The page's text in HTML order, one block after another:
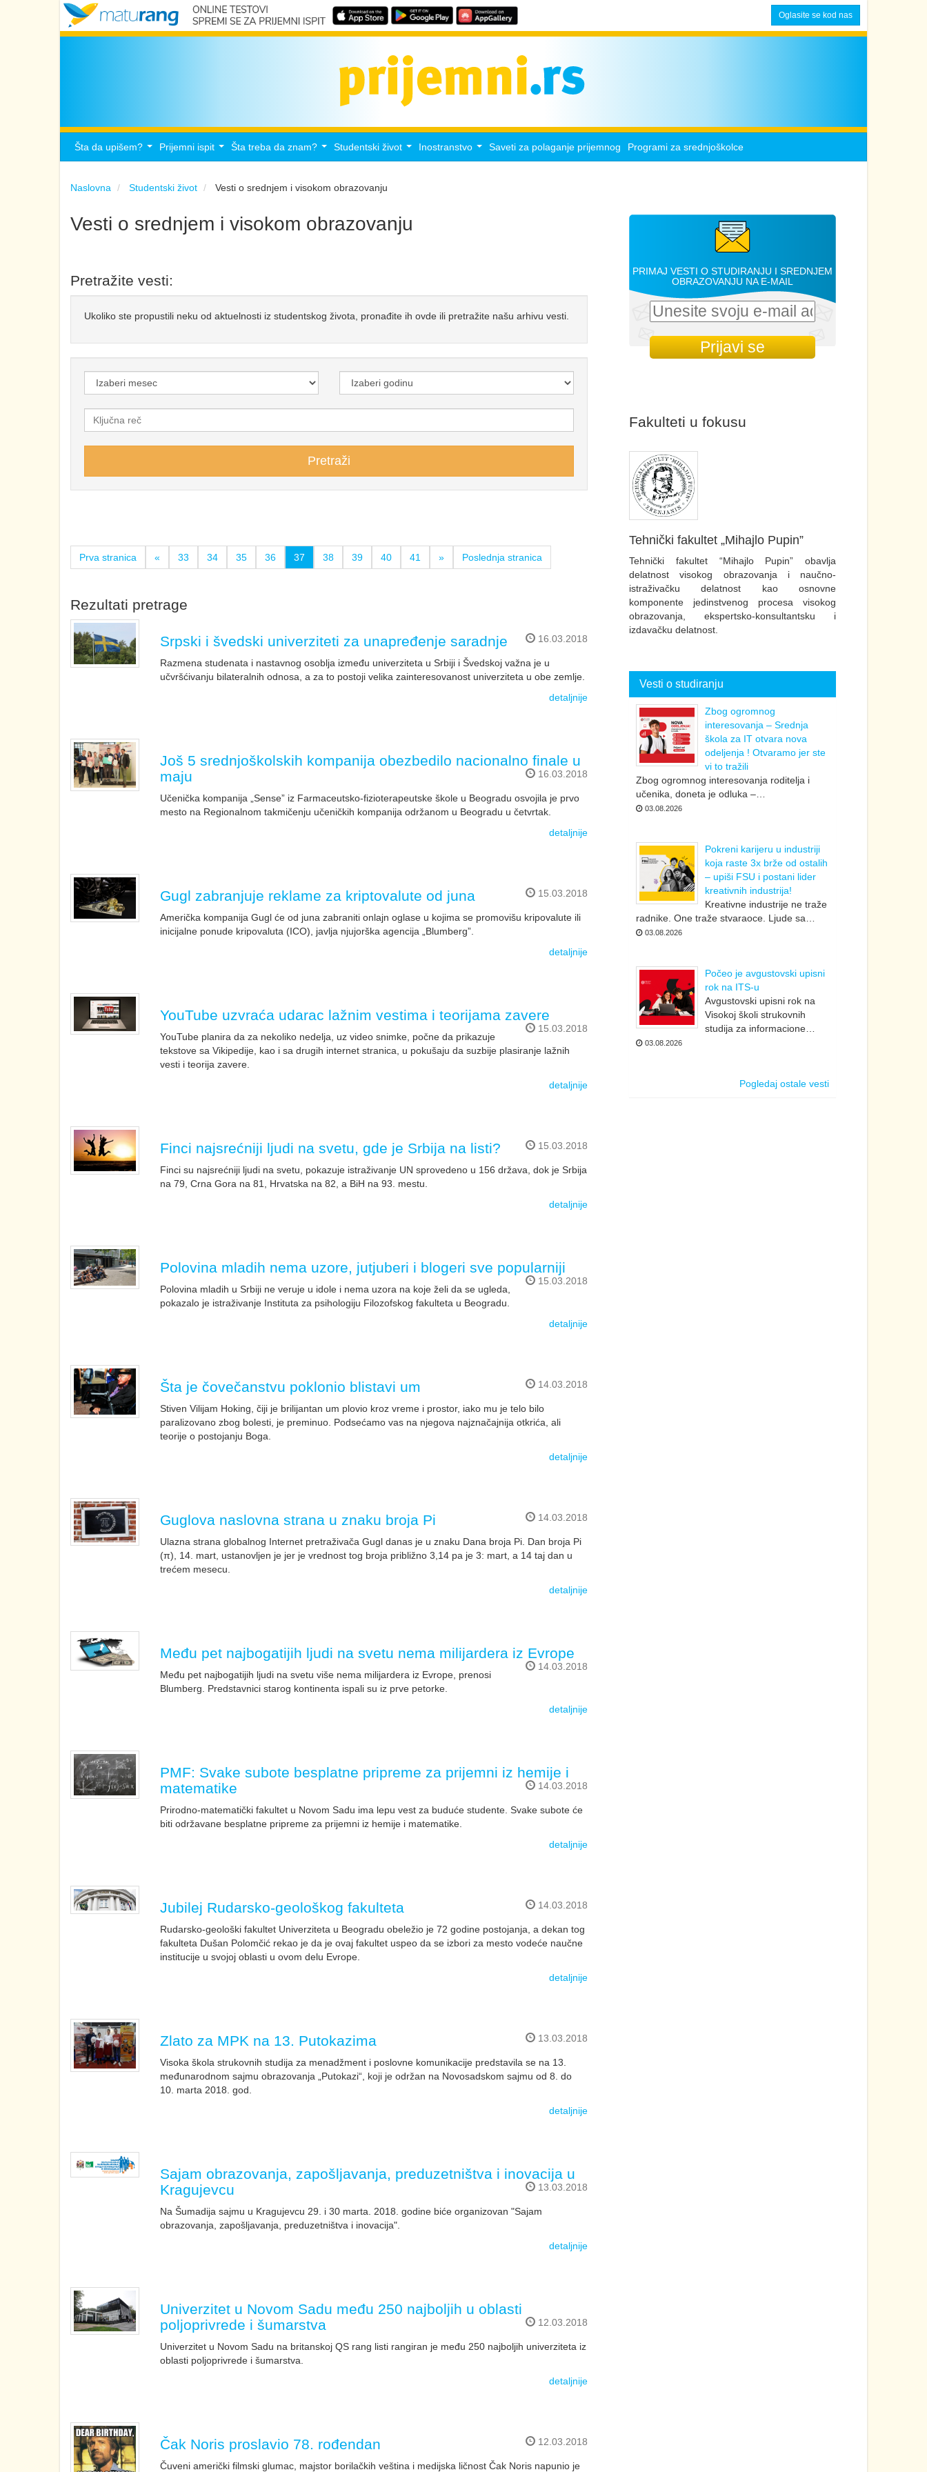
Oglasite se kod nas
Šta da upišem? Prijemni ispit Šta treba da znam? Studentski život Inostranstvo Saveti za polaganje prijemnog Programi za srednjoškolce
Naslovna Studentski život Vesti o srednjem i visokom obrazovanju
Vesti o srednjem i visokom obrazovanju
Pretražite vesti:
Ukoliko ste propustili neku od aktuelnosti iz studentskog života, pronađite ih ovde ili pretražite našu arhivu vesti.
Prva stranica « 33 34 35 36 37 38 39 40 41 » Poslednja stranica
Rezultati pretrage
Srpski i švedski univerziteti za unapređenje saradnje 16.03.2018
Razmena studenata i nastavnog osoblja između univerziteta u Srbiji i Švedskoj važna je u
učvršćivanju bilateralnih odnosa, a za to postoji velika zainteresovanost univerziteta u obe zemlje.
detaljnije
Još 5 srednjoškolskih kompanija obezbedilo nacionalno finale u
maju
16.03.2018
Učenička kompanija „Sense” iz Farmaceutsko-fizioterapeutske škole u Beogradu osvojila je prvo
mesto na Regionalnom takmičenju učeničkih kompanija održanom u Beogradu u četvrtak.
detaljnije
Gugl zabranjuje reklame za kriptovalute od juna 15.03.2018
Američka kompanija Gugl će od juna zabraniti onlajn oglase u kojima se promovišu kripovalute ili
inicijalne ponude kripovaluta (ICO), javlja njujorška agencija „Blumberg”.
detaljnije
YouTube uzvraća udarac lažnim vestima i teorijama zavere
15.03.2018
YouTube planira da za nekoliko nedelja, uz video snimke, počne da prikazuje
tekstove sa Vikipedije, kao i sa drugih internet stranica, u pokušaju da suzbije plasiranje lažnih
vesti i teorija zavere.
detaljnije
Finci najsrećniji ljudi na svetu, gde je Srbija na listi? 15.03.2018
Finci su najsrećniji ljudi na svetu, pokazuje istraživanje UN sprovedeno u 156 država, dok je Srbija
na 79, Crna Gora na 81, Hrvatska na 82, a BiH na 93. mestu.
detaljnije
Polovina mladih nema uzore, jutjuberi i blogeri sve popularniji
15.03.2018
Polovina mladih u Srbiji ne veruje u idole i nema uzora na koje želi da se ugleda,
pokazalo je istraživanje Instituta za psihologiju Filozofskog fakulteta u Beogradu.
detaljnije
Šta je čovečanstvu poklonio blistavi um 14.03.2018
Stiven Vilijam Hoking, čiji je brilijantan um plovio kroz vreme i prostor, iako mu je telo bilo
paralizovano zbog bolesti, je preminuo. Podsećamo vas na njegova najznačajnija otkrića, ali
teorije o postojanju Boga.
detaljnije
Guglova naslovna strana u znaku broja Pi 14.03.2018
Ulazna strana globalnog Internet pretraživača Gugl danas je u znaku Dana broja Pi. Dan broja Pi
(π), 14. mart, ustanovljen je jer je vrednost tog broja približno 3,14 pa je 3: mart, a 14 taj dan u
trećem mesecu.
detaljnije
Među pet najbogatijih ljudi na svetu nema milijardera iz Evrope
14.03.2018
Među pet najbogatijih ljudi na svetu više nema milijardera iz Evrope, prenosi
Blumberg. Predstavnici starog kontinenta ispali su iz prve petorke.
detaljnije
PMF: Svake subote besplatne pripreme za prijemni iz hemije i
matematike
14.03.2018
Prirodno-matematički fakultet u Novom Sadu ima lepu vest za buduće studente. Svake subote će
biti održavane besplatne pripreme za prijemni iz hemije i matematike.
detaljnije
Jubilej Rudarsko-geološkog fakulteta 14.03.2018
Rudarsko-geološki fakultet Univerziteta u Beogradu obeležio je 72 godine postojanja, a dekan tog
fakulteta Dušan Polomčić rekao je da je ovaj fakultet uspeo da se izbori za mesto vodeće naučne
institucije u svojoj oblasti u ovom delu Evrope.
detaljnije
Zlato za MPK na 13. Putokazima 13.03.2018
Visoka škola strukovnih studija za menadžment i poslovne komunikacije predstavila se na 13.
međunarodnom sajmu obrazovanja „Putokazi“, koji je održan na Novosadskom sajmu od 8. do
10. marta 2018. god.
detaljnije
Sajam obrazovanja, zapošljavanja, preduzetništva i inovacija u
Kragujevcu
13.03.2018
Na Šumadija sajmu u Kragujevcu 29. i 30 marta. 2018. godine biće organizovan "Sajam
obrazovanja, zapošljavanja, preduzetništva i inovacija".
detaljnije
Univerzitet u Novom Sadu među 250 najboljih u oblasti
poljoprivrede i šumarstva
12.03.2018
Univerzitet u Novom Sadu na britanskoj QS rang listi rangiran je među 250 najboljih univerziteta iz
oblasti poljoprivrede i šumarstva.
detaljnije
Čak Noris proslavio 78. rođendan 12.03.2018
Čuveni američki filmski glumac, majstor borilačkih veština i medijska ličnost Čak Noris napunio je
PRIMAJ VESTI O STUDIRANJU I SREDNJEM
OBRAZOVANJU NA E-MAIL
Fakulteti u fokusu
Tehnički fakultet „Mihajlo Pupin”
Tehnički fakultet “Mihajlo Pupin” obavlja
delatnost visokog obrazovanja i naučno-
istraživačku delatnost kao osnovne
komponente jedinstvenog procesa visokog
obrazovanja, ekspertsko-konsultantsku i
izdavačku delatnost.
Vesti o studiranju
Zbog ogromnog
interesovanja – Srednja
škola za IT otvara nova
odeljenja ! Otvaramo jer ste
vi to tražili
Zbog ogromnog interesovanja roditelja i
učenika, doneta je odluka –…
03.08.2026
Pokreni karijeru u industriji
koja raste 3x brže od ostalih
– upiši FSU i postani lider
kreativnih industrija!
Kreativne industrije ne traže
radnike. One traže stvaraoce. Ljude sa…
03.08.2026
Počeo je avgustovski upisni
rok na ITS-u
Avgustovski upisni rok na
Visokoj školi strukovnih
studija za informacione…
03.08.2026
Pogledaj ostale vesti